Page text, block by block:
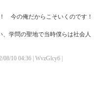
今の俺だからこそいくのです！
学問の聖地で当時僕らは社会人
10 04:36 | WvzGlcy6 |